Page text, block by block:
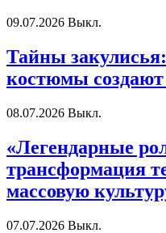
09.07.2026 Выкл.
Тайны
костюмы
08.07.2026 Выкл.
«Легендарные
трансформация
массовую
07.07.2026 Выкл.